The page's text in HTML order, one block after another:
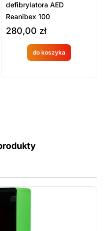
defibrylatora AED
Reanibex 100
280,00 zł
do koszyka
Produkt